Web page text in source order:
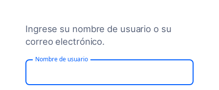
Ingrese su nombre de usuario o su
correo electrónico.
Nombre de usuario